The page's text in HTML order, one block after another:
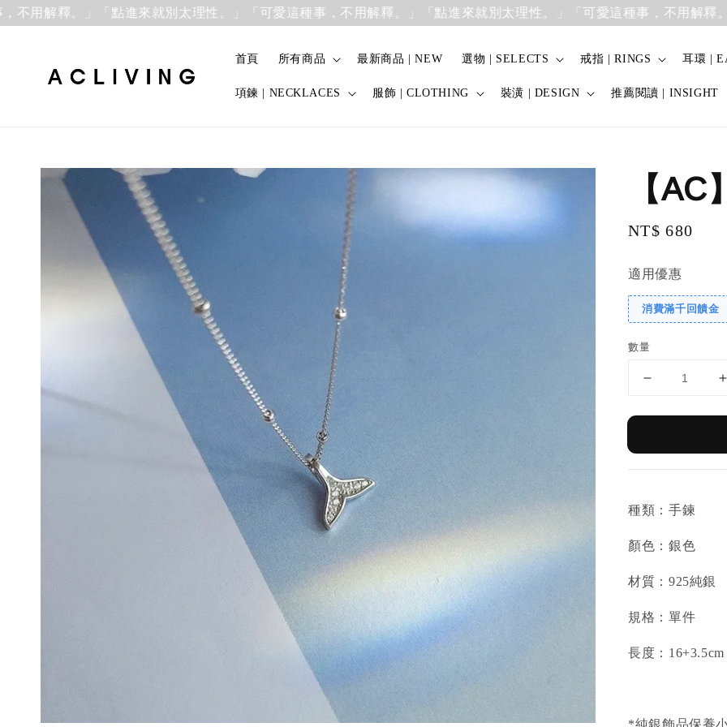
釋。」「點進來就別太理性。」「可愛這種事，不用解釋。」「點進來就別太理性。」「可愛這種事，不用解釋。」「
首頁 所有商品 最新商品 | NEW 選物 | SELECTS 戒指 | RINGS 耳環 |
項鍊 | NECKLACES 服飾 | CLOTHING 裝潢 | DESIGN 推薦閱讀 | INSIGHT
【
Regular
NT$ 680
適用優惠
消費滿千回饋金
數量
種類：手鍊
顏色：銀色
材質：925純銀
規格：單件
長度：16+3.5cm
*純銀飾品保養